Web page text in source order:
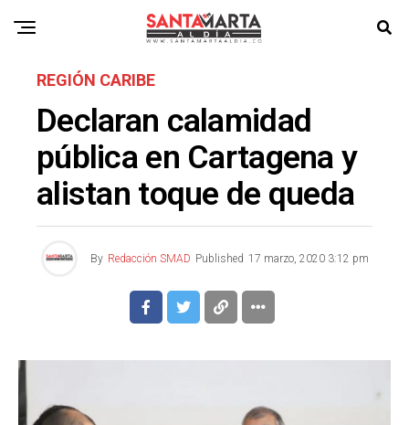
REGIÓN CARIBE
Declaran calamidad
pública en Cartagena y
alistan toque de queda
By Redacción SMAD Published 17 marzo, 2020 3:12 pm